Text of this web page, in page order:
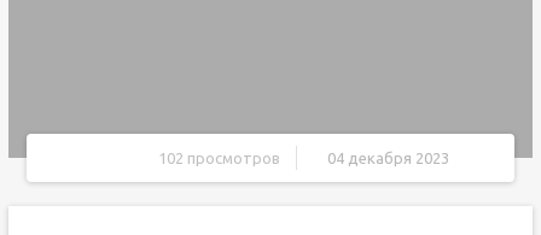
102 просмотров 04 декабря 2023